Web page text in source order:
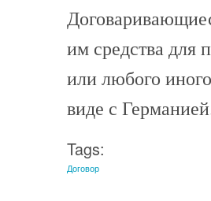
им средства для
или любого
виде с
Tags:
Договор